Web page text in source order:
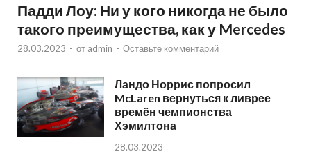
Падди Лоу: Ни у кого никогда не было
такого преимущества, как у Mercedes
28.03.2023 - от admin - Оставьте комментарий
Ландо Норрис попросил
McLaren вернуться к ливрее
времён чемпионства
Хэмилтона
28.03.2023